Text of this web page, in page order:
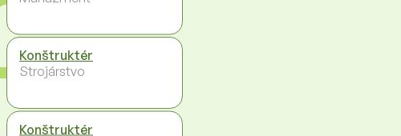
Konštruktér
Strojárstvo
Konštruktér